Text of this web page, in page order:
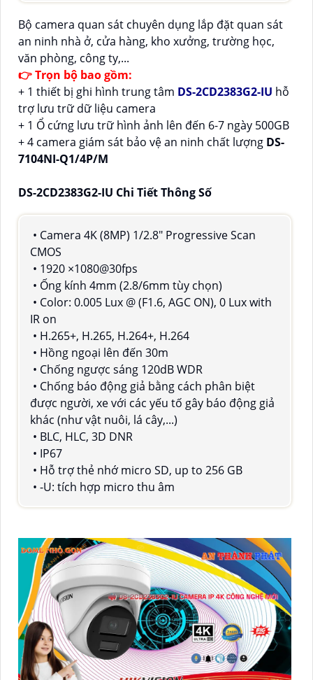
Bộ camera quan sát chuyên dụng lắp đặt quan sát
an ninh nhà ở, cửa hàng, kho xưởng, trường học,
văn phòng, công ty,...
👉 Trọn bộ bao gồm:
+ 1 thiết bị ghi hình trung tâm DS-2CD2383G2-IU hỗ
trợ lưu trữ dữ liệu camera
+ 1 Ổ cứng lưu trữ hình ảnh lên đến 6-7 ngày 500GB
+ 4 camera giám sát bảo vệ an ninh chất lượng DS-
7104NI-Q1/4P/M
DS-2CD2383G2-IU Chi Tiết Thông Số
• Camera 4K (8MP) 1/2.8" Progressive Scan
CMOS
• 1920 ×1080@30fps
• Ống kính 4mm (2.8/6mm tùy chọn)
• Color: 0.005 Lux @ (F1.6, AGC ON), 0 Lux with
IR on
• H.265+, H.265, H.264+, H.264
• Hồng ngoại lên đến 30m
• Chống ngược sáng 120dB WDR
• Chống báo động giả bằng cách phân biệt
được người, xe với các yếu tố gây báo động giả
khác (như vật nuôi, lá cây,...)
• BLC, HLC, 3D DNR
• IP67
• Hỗ trợ thẻ nhớ micro SD, up to 256 GB
• -U: tích hợp micro thu âm